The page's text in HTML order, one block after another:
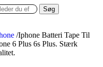
Søg
/Iphone Batteri Tape Til
6 Plus 6s Plus. Stærk